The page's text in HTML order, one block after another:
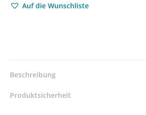
–
(Hrsg.),
Joachim
Auf die Wunschliste
Beschreibung
Produktsicherheit